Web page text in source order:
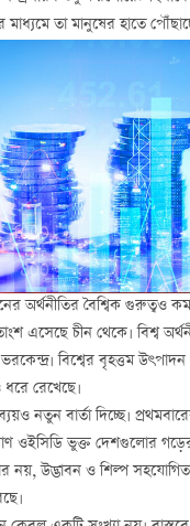
তা মানুষের হাতে
অর্থনীতির বৈশ্বিক গুরুত্বও
এসেছে চীন থেকে। বিশ্ব
বিশ্বের বৃহত্তম
রেখেছে।
নতুন বার্তা দিচ্ছে।
ওইসিডি ভুক্ত দেশগুলোর
নয়, উদ্ভাবন ও শিল্প